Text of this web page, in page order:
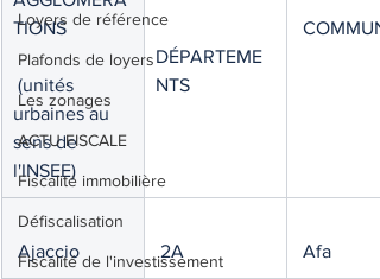
Loyers de référence
Plafonds de loyers
Les zonages
ACTU FISCALE
Fiscalité immobilière
Défiscalisation
Fiscalité de l'investissement
TIONS
(unités
urbaines au
sens de
l'INSEE)
DÉPARTEME
NTS
Ajaccio 2A Afa